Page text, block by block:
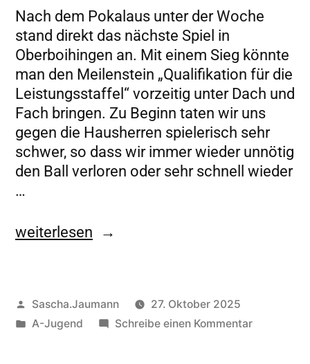
Nach dem Pokalaus unter der Woche
stand direkt das nächste Spiel in
Oberboihingen an. Mit einem Sieg könnte
man den Meilenstein „Qualifikation für die
Leistungsstaffel“ vorzeitig unter Dach und
Fach bringen. Zu Beginn taten wir uns
gegen die Hausherren spielerisch sehr
schwer, so dass wir immer wieder unnötig
den Ball verloren oder sehr schnell wieder
…
weiterlesen
Sascha.Jaumann
27. Oktober 2025
A-Jugend
Schreibe einen Kommentar